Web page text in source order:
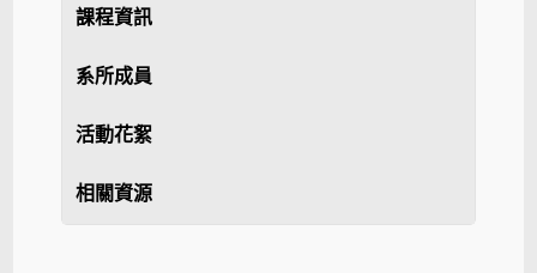
課程資訊
系所成員
活動花絮
相關資源